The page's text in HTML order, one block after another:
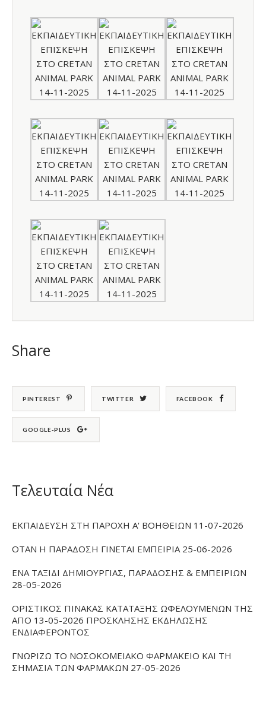
Share
PINTEREST TWITTER FACEBOOK
GOOGLE-PLUS
Τελευταία Νέα
ΕΚΠΑΙΔΕΥΣΗ ΣΤΗ ΠΑΡΟΧΗ Α' ΒΟΗΘΕΙΩΝ 11-07-2026
ΟΤΑΝ Η ΠΑΡΑΔΟΣΗ ΓΙΝΕΤΑΙ ΕΜΠΕΙΡΙΑ 25-06-2026
ΕΝΑ ΤΑΞΙΔΙ ΔΗΜΙΟΥΡΓΙΑΣ, ΠΑΡΑΔΟΣΗΣ & ΕΜΠΕΙΡΙΩΝ
28-05-2026
ΟΡΙΣΤΙΚΟΣ ΠΙΝΑΚΑΣ ΚΑΤΑΤΑΞΗΣ ΩΦΕΛΟΥΜΕΝΩΝ ΤΗΣ
ΑΠΟ 13-05-2026 ΠΡΟΣΚΛΗΣΗΣ ΕΚΔΗΛΩΣΗΣ
ΕΝΔΙΑΦΕΡΟΝΤΟΣ
ΓΝΩΡΙΖΩ ΤΟ ΝΟΣΟΚΟΜΕΙΑΚΟ ΦΑΡΜΑΚΕΙΟ ΚΑΙ ΤΗ
ΣΗΜΑΣΙΑ ΤΩΝ ΦΑΡΜΑΚΩΝ 27-05-2026